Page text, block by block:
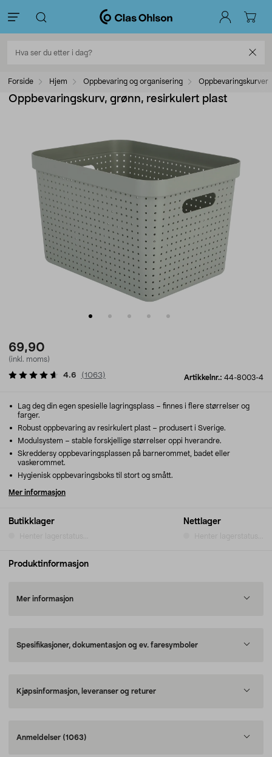
Forside Hjem Oppbevaring og organisering Oppbevaringskurver
Oppbevaringskurv, grønn, resirkulert plast
69,90
(inkl. moms)
Artikkelnr.: 44-8003-4
4.6 (1063)
Butikklager Nettlager
Lag deg din egen spesielle lagringsplass – finnes i flere størrelser og
farger.
Robust oppbevaring av resirkulert plast – produsert i Sverige.
Modulsystem – stable forskjellige størrelser oppi hverandre.
Skreddersy oppbevaringsplassen på barnerommet, badet eller
vaskerommet.
Hygienisk oppbevaringsboks til stort og smått.
Mer informasjon
Produktinformasjon
Mer informasjon
Spesifikasjoner, dokumentasjon og ev. faresymboler
Kjøpsinformasjon, leveranser og returer
Anmeldelser (1063)